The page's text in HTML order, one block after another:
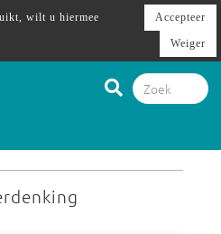
wilt u hiermee
Accepteer
Weiger